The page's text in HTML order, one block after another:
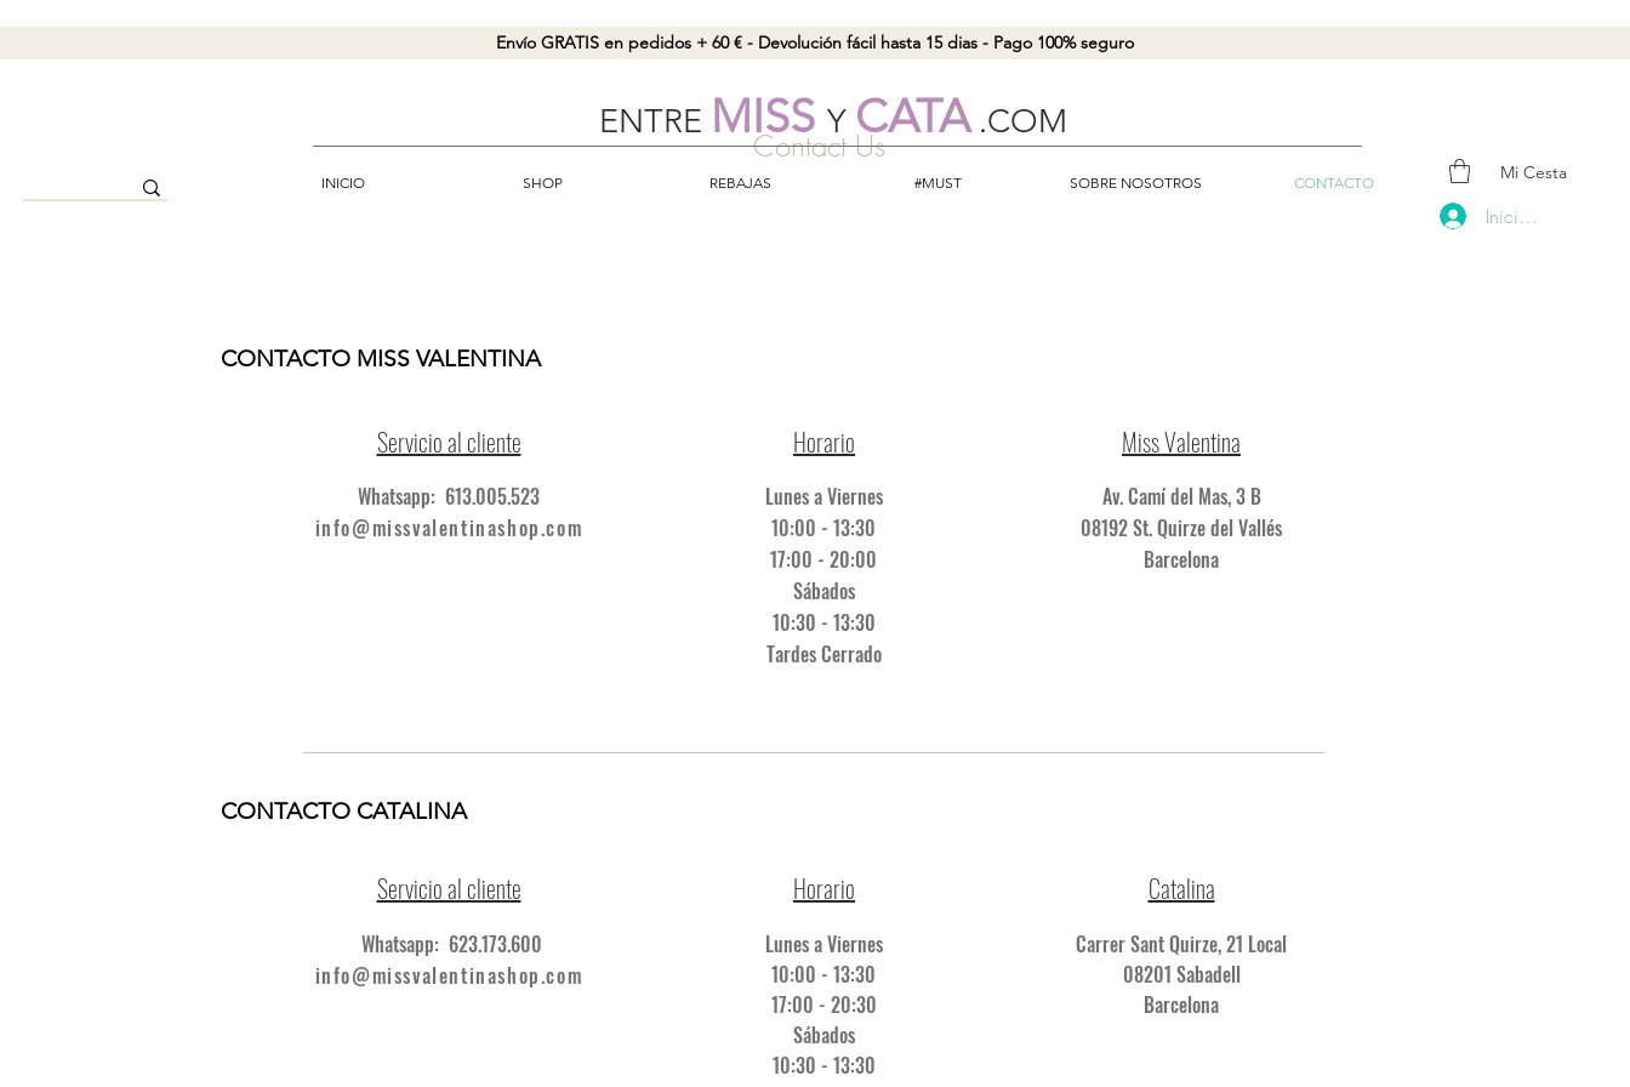
Envío GRATIS en pedidos + 60 € - Devolución fácil hasta 15 dias - Pago 100% seguro
ENTRE MISS Y CATA.COM
INICIO SHOP REBAJAS #MUST SOBRE NOSOTROS CONTACTO Mi Cesta
Iniciar sesión
Contact Us
CONTACTO MISS VALENTINA
Servicio al cliente
Whatsapp: 613.005.523
info@missvalentinashop.com
Horario
Lunes a Viernes
10:00 - 13:30
17:00 - 20:00
Sábados
10:30 - 13:30
Tardes Cerrado​
Miss Valentina
Av. Camí del Mas, 3 B
08192 St. Quirze del Vallés
Barcelona
CONTACTO CATALINA
Servicio al cliente
Whatsapp: 623.173.600
info@missvalentinashop.com
Horario
Lunes a Viernes
10:00 - 13:30
17:00 - 20:30
Sábados
10:30 - 13:30
Catalina
Carrer Sant Quirze, 21 Local
08201 Sabadell
Barcelona